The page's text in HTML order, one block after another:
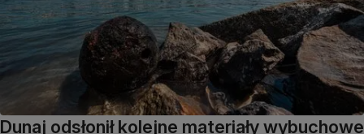
Dunaj odsłonił kolejne materiały wybuchowe